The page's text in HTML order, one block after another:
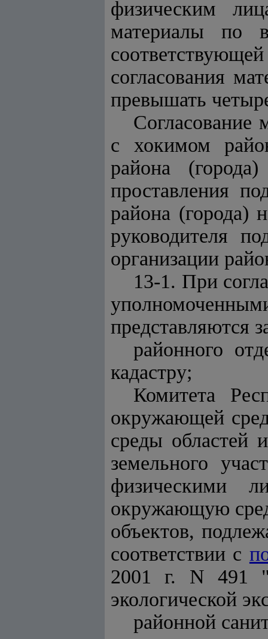
физическим
материалы по
согласования
превышать
Согласование
с хокимом
района
проставления
района (города)
руководителя
организации
13-1. При
представляются
районного
кадастру;
Комитета
окружающей
среды областей
земельного
физическими
окружающую
объектов,
соответствии с
2001 г. N 491
экологической
районной